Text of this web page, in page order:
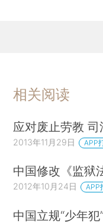
相关阅读
应对废止劳教
2013年11月29日 APP
中国修改《监狱
2012年10月24日 APP
中国立规“少年犯